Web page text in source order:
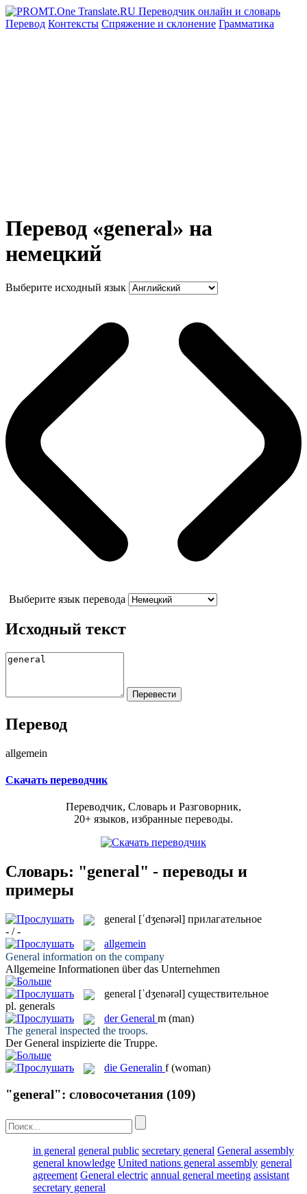
Перевод Контексты Спряжение и склонение Грамматика
Перевод «general» на
немецкий
Выберите исходный язык
Выберите язык перевода
Исходный текст
Перевод
allgemein
Скачать переводчик
Переводчик, Словарь и Разговорник,
20+ языков, избранные переводы.
Словарь: "general" - переводы и
примеры
general [ˈdʒenərəl] прилагательное
- / -
allgemein
General information on the company
Allgemeine Informationen über das Unternehmen
general [ˈdʒenərəl] существительное
pl. generals
derGeneral m (man)
The general inspected the troops.
DerGeneral inspizierte die Truppe.
die Generalin f (woman)
"general": словосочетания (109)
in general general public secretary general General assembly
general knowledge United nations general assembly general
agreement General electric annual general meeting assistant
secretary general